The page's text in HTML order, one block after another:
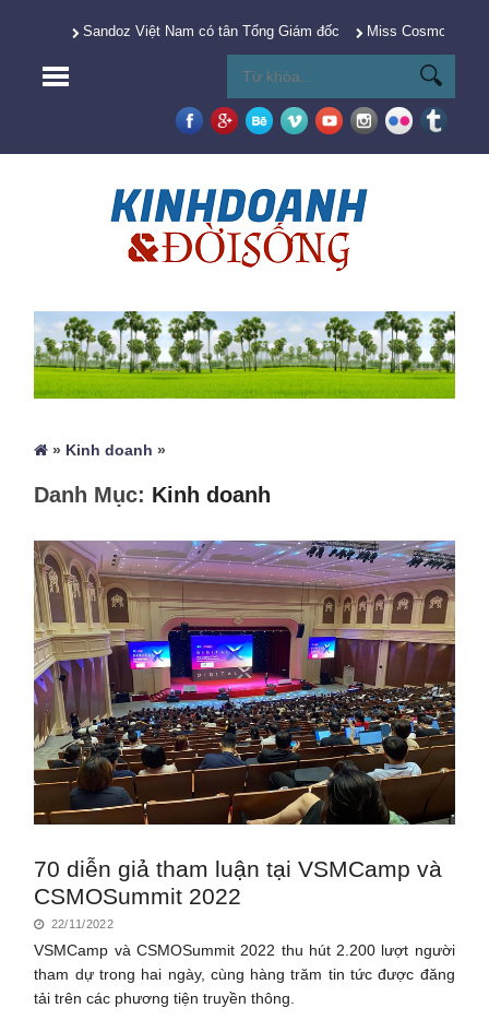
Sandoz Việt Nam có tân Tổng Giám đốc Miss Cosmo 2025
» Kinh doanh »
Danh Mục: Kinh doanh
70 diễn giả tham luận tại VSMCamp và
CSMOSummit 2022
22/11/2022
VSMCamp và CSMOSummit 2022 thu hút 2.200 lượt người
tham dự trong hai ngày, cùng hàng trăm tin tức được đăng
tải trên các phương tiện truyền thông.